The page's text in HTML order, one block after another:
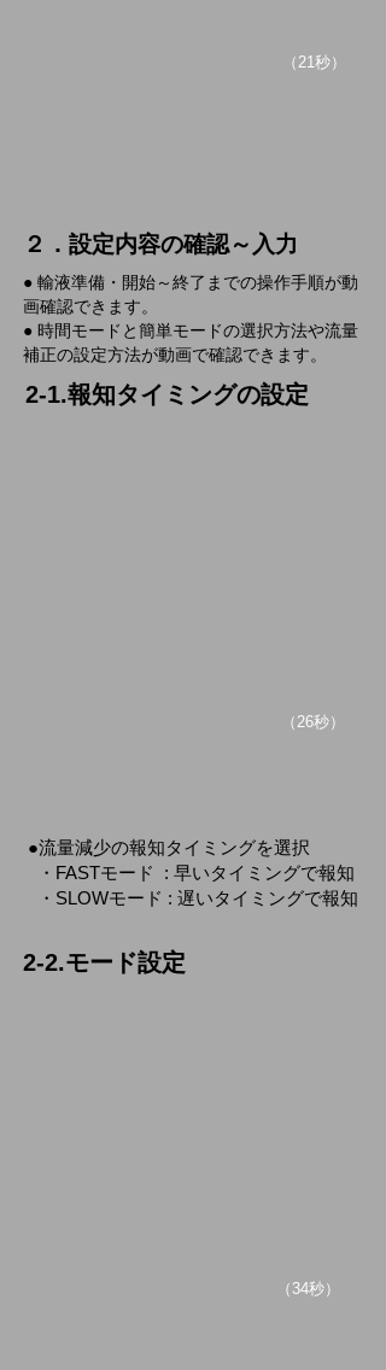
​（21秒）
２．設定内容の確認～入力
● 輸液準備・開始～終了までの操作手順が動
画確認できます。
● 時間モードと簡単モードの選択方法や流量
補正の設定方法が動画で確認できます。
2-1.報知タイミングの設定
​（26秒）
●流量減少の報知タイミングを選択
・FASTモード : 早いタイミングで報知
・SLOWモード : 遅いタイミングで報知
2-2.モード設定
​（34秒）